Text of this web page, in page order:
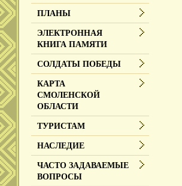
ПЛАНЫ
ЭЛЕКТРОННАЯ
КНИГА ПАМЯТИ
СОЛДАТЫ ПОБЕДЫ
КАРТА
СМОЛЕНСКОЙ
ОБЛАСТИ
ТУРИСТАМ
НАСЛЕДИЕ
ЧАСТО ЗАДАВАЕМЫЕ
ВОПРОСЫ